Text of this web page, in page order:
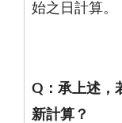
始之日計算。
Q ：承上述
新計算？